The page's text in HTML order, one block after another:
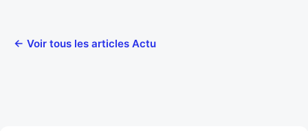
← Voir tous les articles Actu